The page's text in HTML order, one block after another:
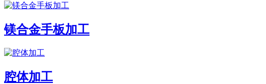
镁合金手板加工
腔体加工